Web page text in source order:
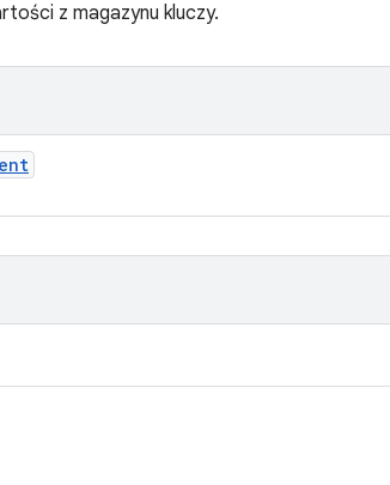
z magazynu kluczy.